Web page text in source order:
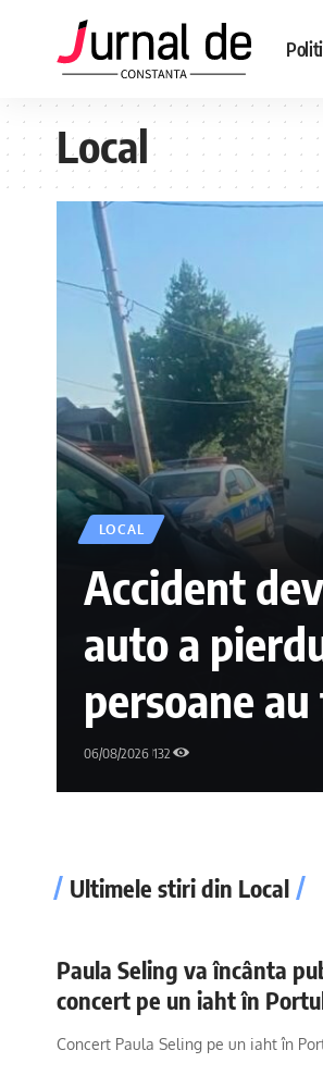
Local
LOCAL
Accident
auto a
persoane
circulația a
06/08/2026 132
Ultimele stiri din Local
Paula Seling va încânta
concert pe un iaht în
Concert Paula Seling pe un iaht în